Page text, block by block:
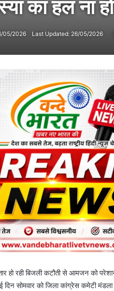
का हल ना
05/2026 Last Updated: 26/05/2026
हो रही बिजली कटौती से आमजन को
दिन सोमवार को जिला कांग्रेस कमेटी